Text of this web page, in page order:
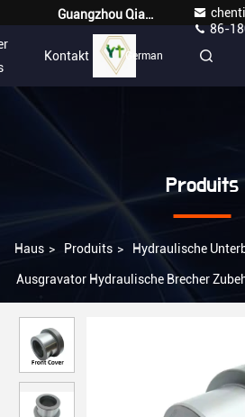
Guangzhou Qianyuan Construction Machinery Co,.LTD
86-
Kontakt German
Produits
Haus > Produits > Hydraulische
Ausgravator Hydraulische Brecher